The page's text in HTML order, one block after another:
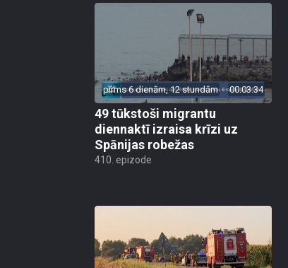
pirms 6 dienām, 12 stundām 00:03:34
49 tūkstoši migrantu
diennaktī izraisa krīzi uz
Spānijas robežas
410. epizode